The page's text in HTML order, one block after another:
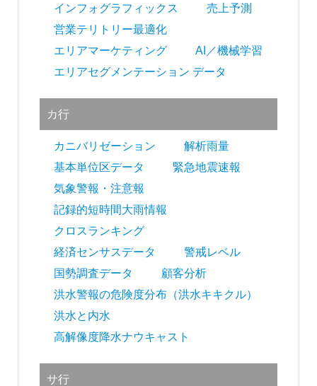
ス
ム
ジ
ャ
インフォグラフィックス
売上予測
営業テリトリー最適化
エリアマーケティング
AI／機械学習
エリアセグメンテーション データ
カ行
カニバリゼーション
解析雨量
基本単位区データ
緊急地震速報
気象警報・注意報
記録的短時間大雨情報
クロスランキング
経済センサスデータ
警戒レベル
国勢調査データ
顧客分析
洪水警報の危険度分布（洪水キキクル）
洪水と内水
高解像度降水ナウキャスト
サ行